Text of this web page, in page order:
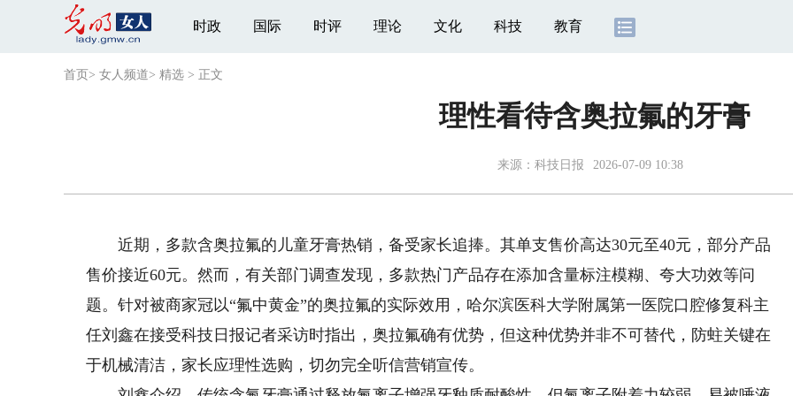
时政 国际 时评 理论 文化 科技 教育
首页 > 女人频道> 精选 > 正文
理性看待含奥拉氟的牙膏
来源： 科技日报 2026-07-09 10:38
近期，多款含奥拉氟的儿童牙膏热销，备受家长追捧。其单支售价高达30元至40元，部分产品
售价接近60元。然而，有关部门调查发现，多款热门产品存在添加含量标注模糊、夸大功效等问
题。针对被商家冠以“氟中黄金”的奥拉氟的实际效用，哈尔滨医科大学附属第一医院口腔修复科主
任刘鑫在接受科技日报记者采访时指出，奥拉氟确有优势，但这种优势并非不可替代，防蛀关键在
于机械清洁，家长应理性选购，切勿完全听信营销宣传。